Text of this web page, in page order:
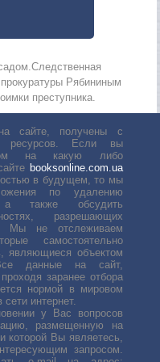
Рябининым
преступника.
сайте, получены с
ресурсов. Если вы
на какую либо
booksonline.com.ua
в будущем, то мы
по удалению
а также обсудить
разрешающих
Мы не отслеживаем
самостоятельно
являющиеся объектом
данные на сайт,
заранее отбора
нормой в мировом
интернет.
у Вас вопросов
размещенную на
которой Вы являетесь,
запросом.